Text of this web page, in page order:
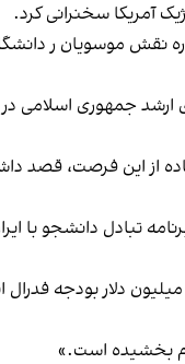
آمریکا سخنرانی کرد.
نقش موسویان ر
از این فرصت، قصد
تبادل دانشجو با
دولت دونالد ترامپ سه‌شنبه ۱۲ فروردین اعلام کرد که در جریان تحقیق درباره اتهامات